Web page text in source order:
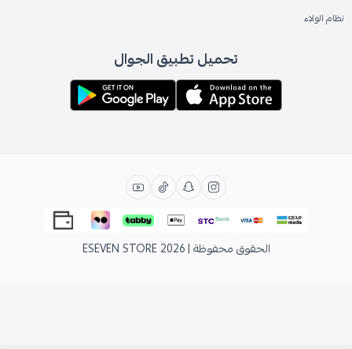
نظام الولاء
تحميل تطبيق الجوال
الحقوق محفوظة | 2026 ESEVEN STORE